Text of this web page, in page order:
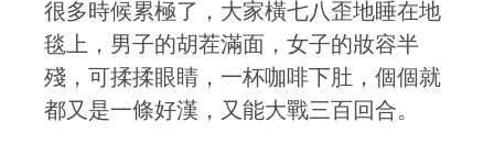
很多時候累極了，大家橫七八歪地睡在地
毯上，男子的胡茬滿面，女子的妝容半
殘，可揉揉眼睛，一杯咖啡下肚，個個就
都又是一條好漢，又能大戰三百回合。